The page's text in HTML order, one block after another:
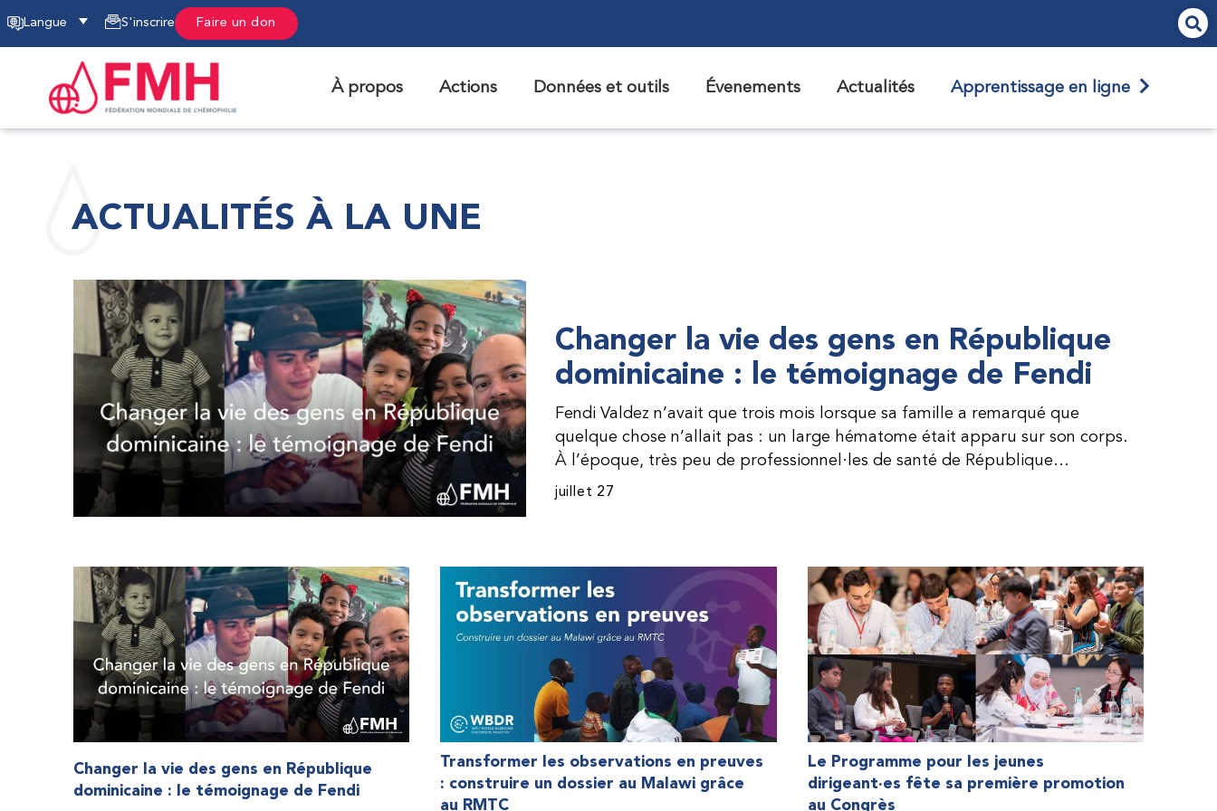
Langue S'inscrire Faire un don
À propos Actions Données et outils Évenements Actualités Apprentissage en ligne
ACTUALITÉS À LA UNE
Changer la vie des gens en République
dominicaine : le témoignage de Fendi
Fendi Valdez n’avait que trois mois lorsque sa famille a remarqué que
quelque chose n’allait pas : un large hématome était apparu sur son corps.
À l’époque, très peu de professionnel·les de santé de République
dominicaine connaissaient l’hémophilie, ce qui rendait son diagnostic difficile.
une dose inférieure à celle prescrite. À cause de ces soins limités, il avait
fréquemment des saignements, manquait l’école, était hospitalisé, et a fini
par développer des problèmes très graves aux deux genoux. Ce n’est que
lorsque Fendi a commencé à recevoir des dons de facteur fournis par le
Programme d’aide humanitaire de la Fédération mondiale de l’hémophilie
qu’il a retrouvé l’espoir d’une vie meilleure.
juillet 27
Changer la vie des gens en République
dominicaine : le témoignage de Fendi
Transformer les observations en preuves
: construire un dossier au Malawi grâce
au RMTC
Le Programme pour les jeunes
dirigeant·es fête sa première promotion
au Congrès